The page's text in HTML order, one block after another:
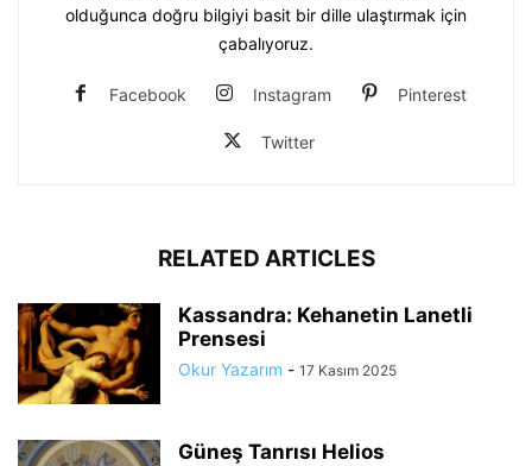
olduğunca doğru bilgiyi basit bir dille ulaştırmak için
çabalıyoruz.
Facebook Instagram Pinterest
Twitter
RELATED ARTICLES
Kassandra: Kehanetin Lanetli
Prensesi
Okur Yazarım - 17 Kasım 2025
Güneş Tanrısı Helios